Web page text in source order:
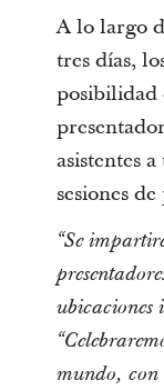
A lo largo
tres días,
posibilidad
asistentes
sesiones
“Se
ubicaciones
mundo, con